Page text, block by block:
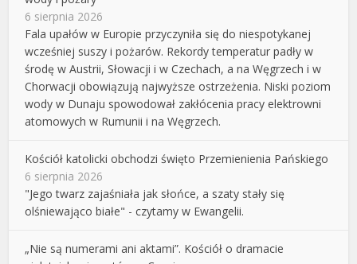
6 sierpnia 2026
Fala upałów w Europie przyczyniła się do niespotykanej
wcześniej suszy i pożarów. Rekordy temperatur padły w
środę w Austrii, Słowacji i w Czechach, a na Węgrzech i w
Chorwacji obowiązują najwyższe ostrzeżenia. Niski poziom
wody w Dunaju spowodował zakłócenia pracy elektrowni
atomowych w Rumunii i na Węgrzech.
Kościół katolicki obchodzi święto Przemienienia Pańskiego
6 sierpnia 2026
"Jego twarz zajaśniała jak słońce, a szaty stały się
olśniewająco białe" - czytamy w Ewangelii.
„Nie są numerami ani aktami”. Kościół o dramacie